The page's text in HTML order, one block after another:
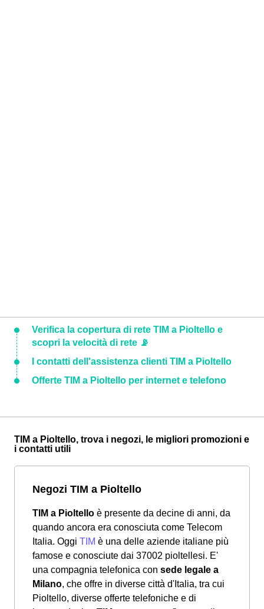
Verifica la copertura di rete TIM a Pioltello e
scopri la velocità di rete 📡
I contatti dell'assistenza clienti TIM a Pioltello
Offerte TIM a Pioltello per internet e telefono
TIM a Pioltello, trova i negozi, le migliori promozioni e
i contatti utili
Negozi TIM a Pioltello
TIM a Pioltello è presente da decine di anni, da
quando ancora era conosciuta come Telecom
Italia. Oggi TIM è una delle aziende italiane più
famose e conosciute dai 37002 pioltellesi. E'
una compagnia telefonica con sede legale a
Milano, che offre in diverse città d'Italia, tra cui
Pioltello, diverse offerte telefoniche e di